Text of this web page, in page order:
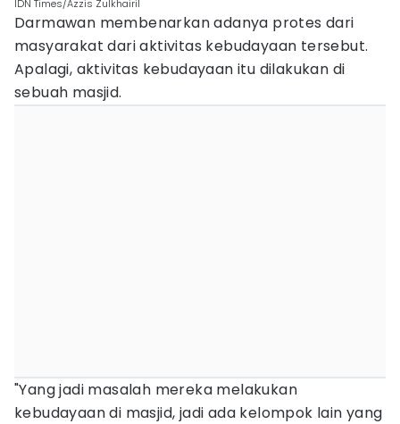
IDN Times/Azzis Zulkhairil
Darmawan membenarkan adanya protes dari
masyarakat dari aktivitas kebudayaan tersebut.
Apalagi, aktivitas kebudayaan itu dilakukan di
sebuah masjid.
"Yang jadi masalah mereka melakukan
kebudayaan di masjid, jadi ada kelompok lain yang